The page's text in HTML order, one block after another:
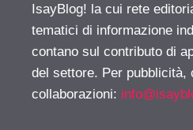
IsayBlog! la cui rete
tematici di informazione
contano sul contributo di
del settore. Per pubblicità,
collaborazioni: